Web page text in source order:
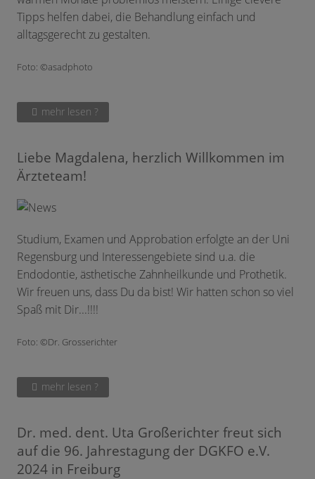
Tipps helfen dabei, die Behandlung einfach und
alltagsgerecht zu gestalten.
Foto: ©asadphoto
mehr lesen ?
Liebe Magdalena, herzlich Willkommen im
Ärzteteam!
Studium, Examen und Approbation erfolgte an der Uni
Regensburg und Interessengebiete sind u.a. die
Endodontie, ästhetische Zahnheilkunde und Prothetik.
Wir freuen uns, dass Du da bist! Wir hatten schon so viel
Spaß mit Dir...!!!!
Foto: ©Dr. Grosserichter
mehr lesen ?
Dr. med. dent. Uta Großerichter freut sich
auf die 96. Jahrestagung der DGKFO e.V.
2024 in Freiburg